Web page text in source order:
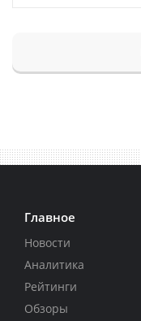
Главное
Новости
Аналитика
Рейтинги
Обзоры